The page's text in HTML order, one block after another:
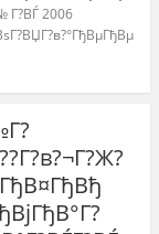
Г?ВЃ 2006